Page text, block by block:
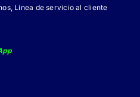
Línea de servicio al cliente